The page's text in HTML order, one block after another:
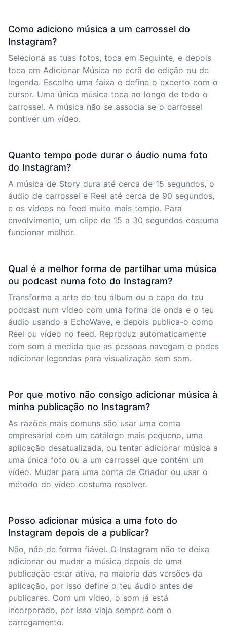
Como adiciono música a um carrossel do
Instagram?
Seleciona as tuas fotos, toca em Seguinte, e depois
toca em Adicionar Música no ecrã de edição ou de
legenda. Escolhe uma faixa e define o excerto com o
cursor. Uma única música toca ao longo de todo o
carrossel. A música não se associa se o carrossel
contiver um vídeo.
Quanto tempo pode durar o áudio numa foto
do Instagram?
A música de Story dura até cerca de 15 segundos, o
áudio de carrossel e Reel até cerca de 90 segundos,
e os vídeos no feed muito mais tempo. Para
envolvimento, um clipe de 15 a 30 segundos costuma
funcionar melhor.
Qual é a melhor forma de partilhar uma música
ou podcast numa foto do Instagram?
Transforma a arte do teu álbum ou a capa do teu
podcast num vídeo com uma forma de onda e o teu
áudio usando a EchoWave, e depois publica-o como
Reel ou vídeo no feed. Reproduz automaticamente
com som à medida que as pessoas navegam e podes
adicionar legendas para visualização sem som.
Por que motivo não consigo adicionar música à
minha publicação no Instagram?
As razões mais comuns são usar uma conta
empresarial com um catálogo mais pequeno, uma
aplicação desatualizada, ou tentar adicionar música a
uma única foto ou a um carrossel que contém um
vídeo. Mudar para uma conta de Criador ou usar o
método do vídeo costuma resolver.
Posso adicionar música a uma foto do
Instagram depois de a publicar?
Não, não de forma fiável. O Instagram não te deixa
adicionar ou mudar a música depois de uma
publicação estar ativa, na maioria das versões da
aplicação, por isso define o teu áudio antes de
publicares. Com um vídeo, o som já está
incorporado, por isso viaja sempre com o
carregamento.